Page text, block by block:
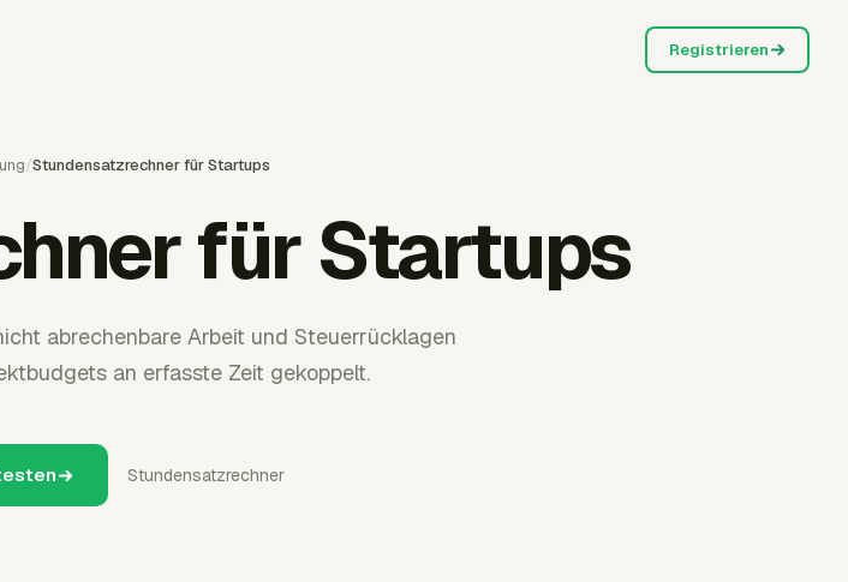
Registrieren
/Stundensatzrechner für Startups
für Startups
abrechenbare Arbeit und Steuerrücklagen
an erfasste Zeit gekoppelt.
Stundensatzrechner